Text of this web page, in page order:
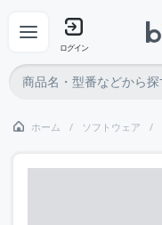
ログイン
ホーム ソフトウェア